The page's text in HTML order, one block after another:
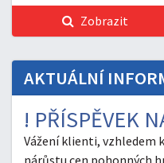
Zobrazit
AKTUÁLNÍ
! PŘÍSPĚVEK
Vážení klienti, vzhledem
nárůstu cen pohonných